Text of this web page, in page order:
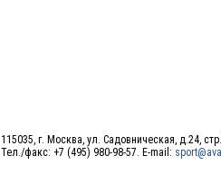
115035, г. Москва, ул. Садовническая, д.24,
Тел./факс: +7 (495) 980-98-57. E-mail: